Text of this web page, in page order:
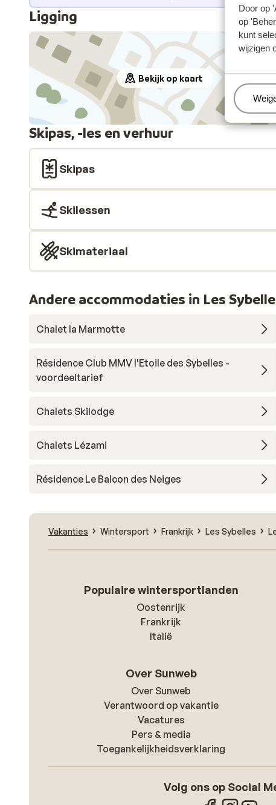
Door op
op
kunt
wijzigen
Ligging
Bekijk op kaart
Skipas, -les en verhuur
Skipas
Skilessen
Skimateriaal
Andere accommodaties in Les
Chalet la Marmotte
Résidence Club MMV l'Etoile des Sybelles -
voordeeltarief
Chalets Skilodge
Chalets Lézami
Résidence Le Balcon des Neiges
Vakanties Wintersport Frankrijk Les Sybelles
Populaire wintersportlanden
Oostenrijk
Frankrijk
Italië
Over Sunweb
Over Sunweb
Verantwoord op vakantie
Vacatures
Pers & media
Toegankelijkheidsverklaring
Volg ons op Social